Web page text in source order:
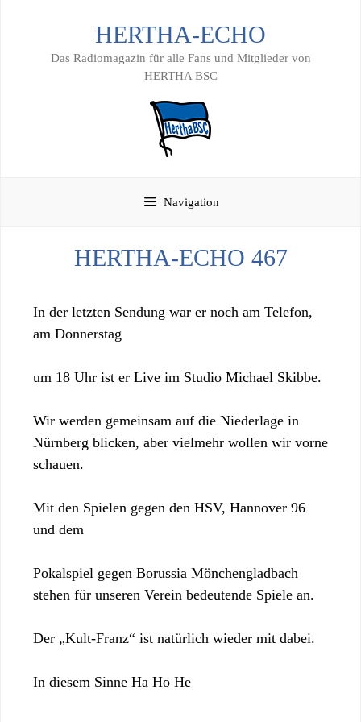
HERTHA-ECHO
Das Radiomagazin für alle Fans und Mitglieder von
HERTHA BSC
Navigation
HERTHA-ECHO 467
In der letzten Sendung war er noch am Telefon,
am Donnerstag
um 18 Uhr ist er Live im Studio Michael Skibbe.
Wir werden gemeinsam auf die Niederlage in
Nürnberg blicken, aber vielmehr wollen wir vorne
schauen.
Mit den Spielen gegen den HSV, Hannover 96
und dem
Pokalspiel gegen Borussia Mönchengladbach
stehen für unseren Verein bedeutende Spiele an.
Der „Kult-Franz“ ist natürlich wieder mit dabei.
In diesem Sinne Ha Ho He